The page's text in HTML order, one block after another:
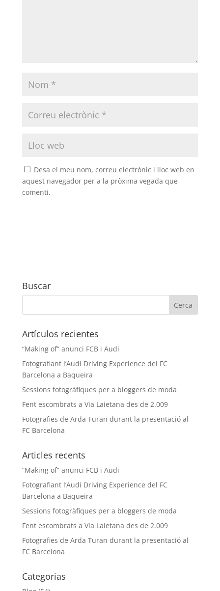
Desa el meu nom, correu electrònic i lloc web en
aquest navegador per a la pròxima vegada que
comenti.
Buscar
Artículos recientes
“Making of” anunci FCB i Audi
Fotografiant l’Audi Driving Experience del FC
Barcelona a Baqueira
Sessions fotogràfiques per a bloggers de moda
Fent escombrats a Via Laietana des de 2.009
Fotografies de Arda Turan durant la presentació al
FC Barcelona
Articles recents
“Making of” anunci FCB i Audi
Fotografiant l’Audi Driving Experience del FC
Barcelona a Baqueira
Sessions fotogràfiques per a bloggers de moda
Fent escombrats a Via Laietana des de 2.009
Fotografies de Arda Turan durant la presentació al
FC Barcelona
Categorias